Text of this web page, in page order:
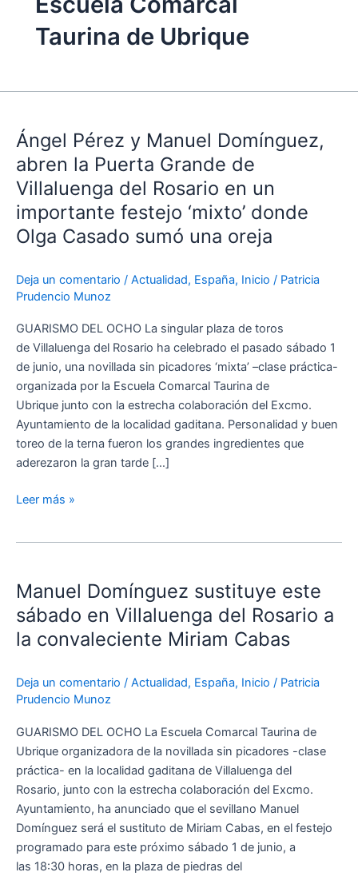
Taurina de Ubrique
Ángel Pérez y Manuel Domínguez,
abren la Puerta Grande de
Villaluenga del Rosario en un
importante festejo ‘mixto’ donde
Olga Casado sumó una oreja
Deja un comentario / Actualidad, España, Inicio / Patricia
Prudencio Munoz
GUARISMO DEL OCHO La singular plaza de toros
de Villaluenga del Rosario ha celebrado el pasado sábado 1
de junio, una novillada sin picadores ‘mixta’ –clase práctica-
organizada por la Escuela Comarcal Taurina de
Ubrique junto con la estrecha colaboración del Excmo.
Ayuntamiento de la localidad gaditana. Personalidad y buen
toreo de la terna fueron los grandes ingredientes que
aderezaron la gran tarde […]
y
Manuel
Domínguez,
abren
la
Puerta
de
Villaluenga
Rosario
en
un
importante
festejo
‘mixto’
donde
Olga
sumó
oreja
Leer más »
Manuel Domínguez sustituye este
sábado en Villaluenga del Rosario a
la convaleciente Miriam Cabas
Deja un comentario / Actualidad, España, Inicio / Patricia
Prudencio Munoz
GUARISMO DEL OCHO La Escuela Comarcal Taurina de
Ubrique organizadora de la novillada sin picadores -clase
práctica- en la localidad gaditana de Villaluenga del
Rosario, junto con la estrecha colaboración del Excmo.
Ayuntamiento, ha anunciado que el sevillano Manuel
Domínguez será el sustituto de Miriam Cabas, en el festejo
programado para este próximo sábado 1 de junio, a
las 18:30 horas, en la plaza de piedras del
sustituye
este
sábado
en
del
Rosario
a
la
convaleciente
Miriam
Cabas